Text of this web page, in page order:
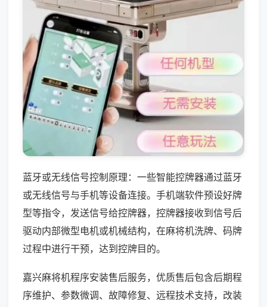
蓝牙或无线信号控制原理：一些智能控牌器通过蓝牙
或无线信号与手机等设备连接。手机端软件预设好牌
型等指令，发送信号给控牌器，控牌器接收到信号后
驱动内部微型电机或机械结构，在麻将机洗牌、码牌
过程中进行干预，达到控牌目的。
嘉兴麻将机程序安装售后服务，优质售后包含后期程
序维护、参数微调、故障修复、远程技术支持，改装